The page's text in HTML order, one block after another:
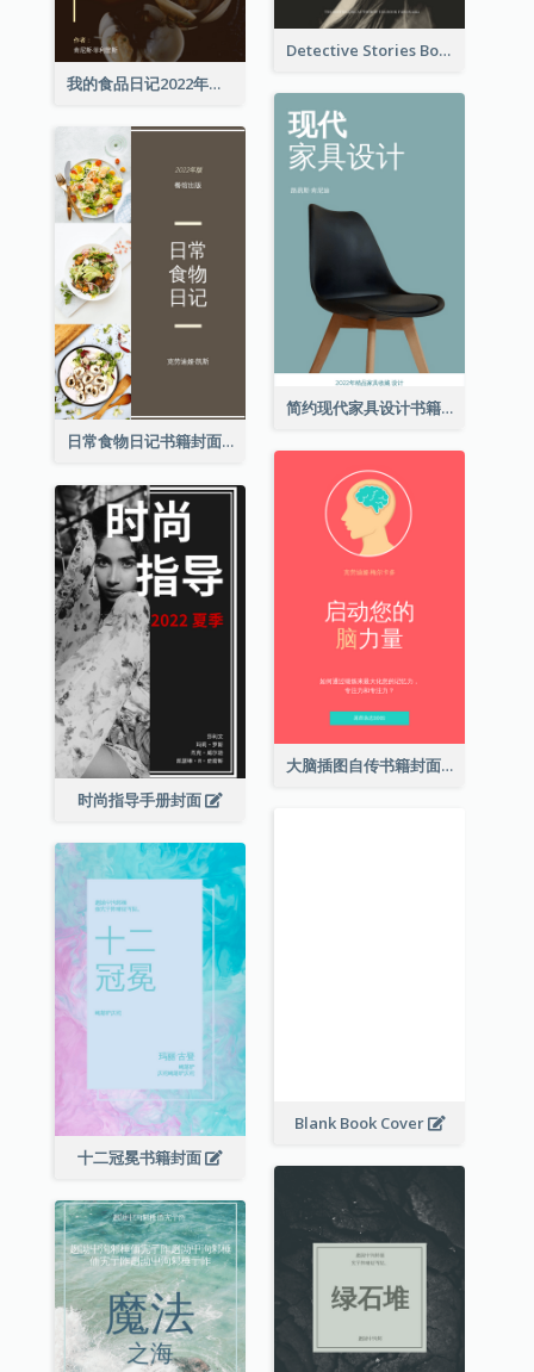
Detective Stories Book Cover
我的食品日记2022年书籍封面
简约现代家具设计书籍封面
日常食物日记书籍封面
大脑插图自传书籍封面
时尚指导手册封面
Blank Book Cover
十二冠冕书籍封面